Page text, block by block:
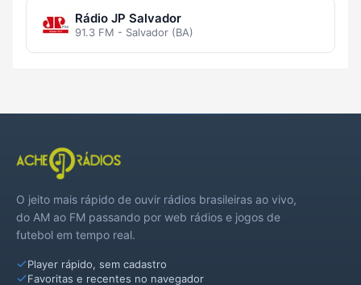
Rádio JP Salvador
91.3 FM - Salvador (BA)
O jeito mais rápido de ouvir rádios brasileiras ao vivo,
do AM ao FM passando por web rádios e jogos de
futebol em tempo real.
Player rápido, sem cadastro
Favoritas e recentes no navegador